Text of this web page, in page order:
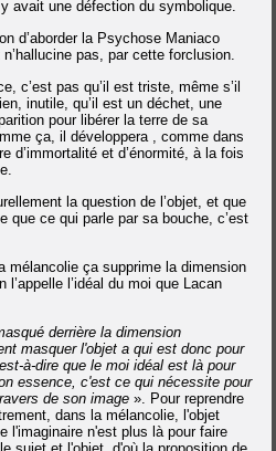
avait une défection du symbolique.
d’aborder la Psychose Maniaco
pas, par cette forclusion.
c’est pas qu’il est triste, même s’il
inutile, qu’il est un déchet, une
pour libérer la terre de sa
ça, il développera , comme dans
d’immortalité et d’énormité, à la fois
la question de l’objet, et que
que ce qui parle par sa bouche, c’est
mélancolie ça supprime la dimension
l’idéal du moi que Lacan
derrière la dimension
masquer l'objet a qui est donc pour
à-dire que le moi idéal est là pour
essence, c'est ce qui nécessite pour
de son image ». Pour reprendre
dans la mélancolie, l'objet
l'imaginaire n'est plus là pour faire